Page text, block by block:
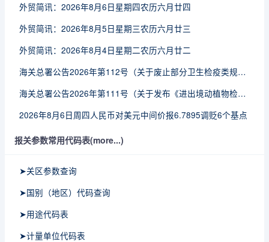
外贸简讯：2026年8月6日星期四农历六月廿四
外贸简讯：2026年8月5日星期三农历六月廿三
外贸简讯：2026年8月4日星期二农历六月廿二
海关总署公告2026年第112号（关于废止部分卫生检疫类规范性文件的公告）
海关总署公告2026年第111号（关于发布《进出境动植物检疫处理监督管理工作规定》《进出境卫生处理监督管理工作规定》的公告）
2026年8月6日周四人民币对美元中间价报6.7895调贬6个基点
报关参数常用代码表(more...)
➤关区参数查询
➤国别（地区）代码查询
➤用途代码表
➤计量单位代码表